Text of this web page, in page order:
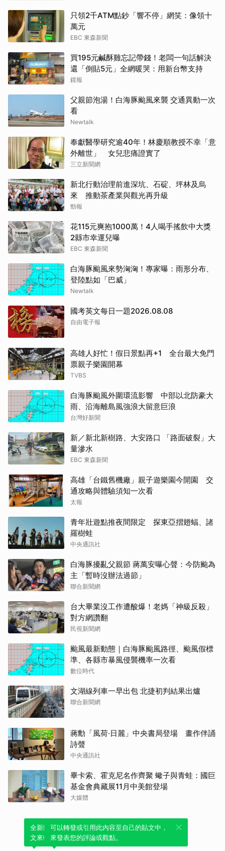
只領2千ATM點鈔「響不停」網笑：像領十
萬元
EBC 東森新聞
買195元鹹酥雞忘記帶錢！老闆一句話解決
還「倒貼5元」全網暖哭：用新台幣支持
鏡報
父親節泡湯！白海豚颱風來襲 交通異動一次
看
Newtalk
奉獻醫學研究逾40年！林慶順教授不幸「意
外離世」 女兒悲痛證實了
三立新聞網
新北行動治理前進深坑、石碇、坪林及烏
來 推動茶產業與觀光再升級
勁報
花115元爽抱1000萬！4人喝手搖飲中大獎
2縣市幸運兒曝
EBC 東森新聞
白海豚颱風來勢洶洶！專家曝：雨形分布、
登陸點如「巴威」
Newtalk
國考英文每日一題2026.08.08
自由電子報
高雄人好忙！假日景點再+1 全台最大免門
票親子樂園開幕
TVBS
白海豚颱風外圍環流影響 中部以北防豪大
雨、沿海離島風強浪大留意巨浪
台灣好新聞
新／新北新樹路、大安路口 「路面破裂」大
量滲水
EBC 東森新聞
高雄「台鐵舊機廠」親子遊樂園今開園 交
通攻略與體驗須知一次看
太報
青年壯遊點推夜間限定 探東亞摺翅蝠、諸
羅樹蛙
中央通訊社
白海豚擾亂父親節 蔣萬安曝心聲：今防颱為
主「暫時沒辦法過節」
聯合新聞網
台大畢業沒工作遭酸爆！老媽「神級反殺」
對方網讚翻
民視新聞網
颱風最新動態｜白海豚颱風路徑、颱風假標
準、各縣市暴風侵襲機率一次看
數位時代
文湖線列車一早出包 北捷初判結果出爐
聯合新聞網
蔣勳「風荷‧日麗」中央書局登場 畫作伴誦
詩聲
中央通訊社
畢卡索、霍克尼名作齊聚 蠍子與青蛙：國巨
基金會典藏展11月中美館登場
大媒體
全新體驗！一鍵引用此內容，透過發布貼
文來輕鬆表達個人立場。
可以轉發或引用此內容至自己的貼文中，
來發表您的評論或觀點。